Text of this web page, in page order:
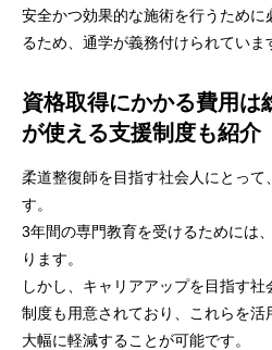
安全かつ効果的な施術を行うため
るため、通学が義務付けられていま
資格取得にかかる費用は
が使える支援制度も紹介
柔道整復師を目指す社会人にとっ
す。
3年間の専門教育を受けるためには
ります。
しかし、キャリアアップを目指す
制度も用意されており、これらを
大幅に軽減することが可能です。